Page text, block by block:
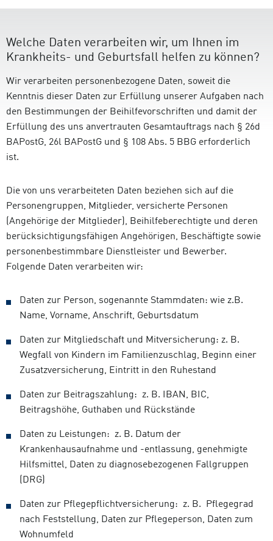
Welche Daten verarbeiten wir, um Ihnen im
Krankheits- und Geburtsfall helfen zu können?
Wir verarbeiten personenbezogene Daten, soweit die
Kenntnis dieser Daten zur Erfüllung unserer Aufgaben nach
den Bestimmungen der Beihilfevorschriften und damit der
Erfüllung des uns anvertrauten Gesamtauftrags nach § 26d
BAPostG, 26l BAPostG und § 108 Abs. 5 BBG erforderlich
ist.
Die von uns verarbeiteten Daten beziehen sich auf die
Personengruppen, Mitglieder, versicherte Personen
(Angehörige der Mitglieder), Beihilfeberechtigte und deren
berücksichtigungsfähigen Angehörigen, Beschäftigte sowie
personenbestimmbare Dienstleister und Bewerber.
Folgende Daten verarbeiten wir:
Daten zur Person, sogenannte Stammdaten: wie z.B.
Name, Vorname, Anschrift, Geburtsdatum
Daten zur Mitgliedschaft und Mitversicherung: z. B.
Wegfall von Kindern im Familienzuschlag, Beginn einer
Zusatzversicherung, Eintritt in den Ruhestand
Daten zur Beitragszahlung: z. B. IBAN, BIC,
Beitragshöhe, Guthaben und Rückstände
Daten zu Leistungen: z. B. Datum der
Krankenhausaufnahme und -entlassung, genehmigte
Hilfsmittel, Daten zu diagnosebezogenen Fallgruppen
(DRG)
Daten zur Pflegepflichtversicherung: z. B. Pflegegrad
nach Feststellung, Daten zur Pflegeperson, Daten zum
Wohnumfeld